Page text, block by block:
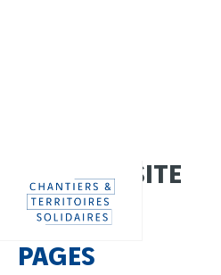
directement
PLAN DU SITE
PAGES